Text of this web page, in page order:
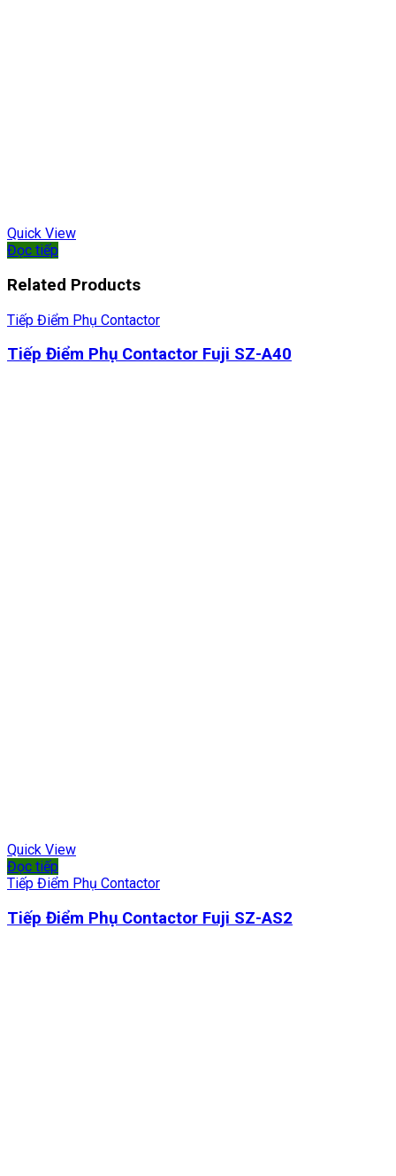
Quick View
Đọc tiếp
Related Products
Tiếp Điểm Phụ Contactor
Tiếp Điểm Phụ Contactor Fuji SZ-A40
Quick View
Đọc tiếp
Tiếp Điểm Phụ Contactor
Tiếp Điểm Phụ Contactor Fuji SZ-AS2